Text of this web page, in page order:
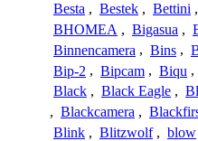
Besta , Bestek , Bettini ,
BHOMEA , Bigasua ,
Binnencamera , Bins ,
Bip-2 , Bipcam , Biqu ,
Black , Black Eagle ,
, Blackcamera ,
Blink , Blitzwolf , blow